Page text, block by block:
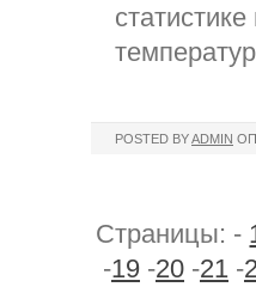
POSTED BYADMIN
Страницы: -
-19 -20 -21 -